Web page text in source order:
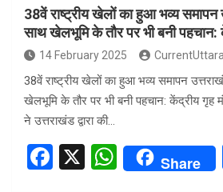
38वें राष्ट्रीय खेलों का हुआ भव्य समापन
साथ खेलभूमि के तौर पर भी बनी पहचान:
14 February 2025
38वें राष्ट्रीय खेलों का हुआ भव्य समापन
खेलभूमि के तौर पर भी बनी पहचान: केंद्रीय गृह
ने उत्तराखंड द्वारा की…
F
X
W
Share